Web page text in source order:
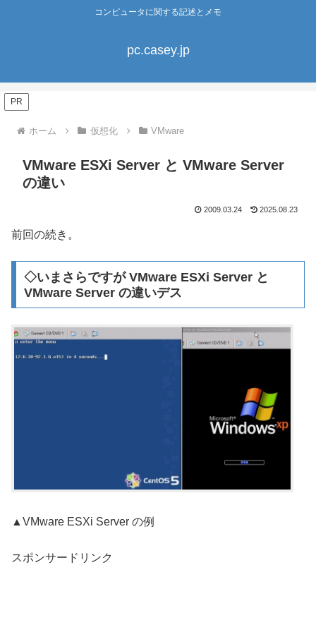
コンピュータに関する記述とメモ
pc.casey.jp
PR
ホーム 仮想化 VMware
VMware ESXi Server と VMware Server
の違い
2009.03.24 2025.08.23
前回の続き。
◇いまさらですが VMware ESXi Server と
VMware Server の違いデス
▲VMware ESXi Server の例
スポンサードリンク